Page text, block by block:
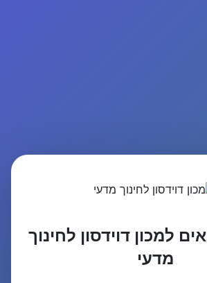
למכון דוידסון לחינוך
מדעי